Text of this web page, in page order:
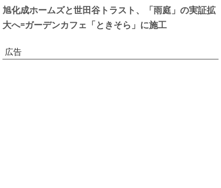
旭化成ホームズと世田谷トラスト、「雨庭」の実証拡
大へ=ガーデンカフェ「ときそら」に施工
広告